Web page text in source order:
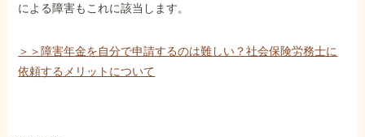
による障害もこれに該当します。
＞＞障害年金を自分で申請するのは難しい？社会保険労務士に
依頼するメリットについて